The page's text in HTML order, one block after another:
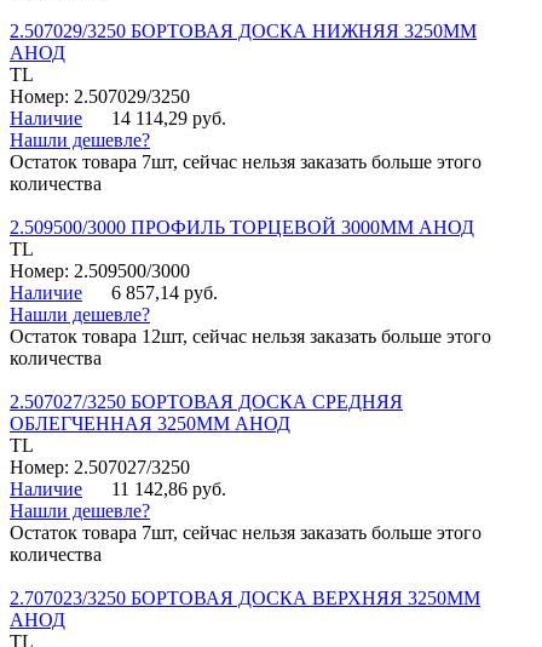
2.507029/3250 БОРТОВАЯ ДОСКА НИЖНЯЯ 3250ММ
АНОД
TL
Номер: 2.507029/3250
Наличие
14 114,29 руб.
Нашли дешевле?
Остаток товара 7шт, сейчас нельзя заказать больше этого
количества
2.509500/3000 ПРОФИЛЬ ТОРЦЕВОЙ 3000ММ АНОД
TL
Номер: 2.509500/3000
Наличие
6 857,14 руб.
Нашли дешевле?
Остаток товара 12шт, сейчас нельзя заказать больше этого
количества
2.507027/3250 БОРТОВАЯ ДОСКА СРЕДНЯЯ
ОБЛЕГЧЕННАЯ 3250ММ АНОД
TL
Номер: 2.507027/3250
Наличие
11 142,86 руб.
Нашли дешевле?
Остаток товара 7шт, сейчас нельзя заказать больше этого
количества
2.707023/3250 БОРТОВАЯ ДОСКА ВЕРХНЯЯ 3250ММ
АНОД
TL